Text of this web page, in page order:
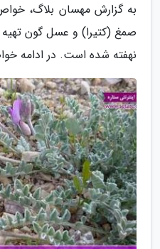
صمغ (کتیرا) و عسل گون
نهفته شده است. در ادامه